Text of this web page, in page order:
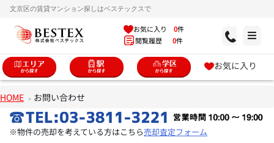
文京区の賃貸マンション探しはベステックスで
お気に入り 0件
閲覧履歴 0件
お気に入り
HOME お問い合わせ
※物件の売却を考えている方はこちら売却査定フォーム